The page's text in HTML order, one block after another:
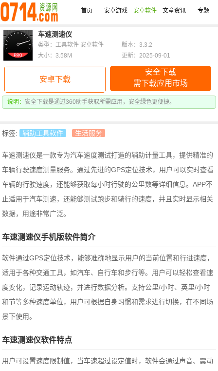
首页 安卓游戏 安卓软件 文章资讯 专题
车速测速仪
安卓下载
安全下载
需下载应用市场
说明： 安全下载是通过360助手获取所需应用，安全绿色更便捷。
类型：工具软件 安卓软件
版本：3.3.2
大小：3.58M
更新：2025-09-01
标签: 辅助工具软件 生活服务
车速测速仪是一款专为汽车速度测试打造的辅助计量工具，提供精准的
车辆行驶速度测量服务。通过先进的GPS定位技术，用户可以实时查看
车辆的行驶速度，还能够获取每小时行驶的公里数等详细信息。APP不
止适用于汽车测速，还能够测试跑步和骑行的速度，并且实时显示相关
数据，用途非常广泛。
车速测速仪手机版软件简介
软件通过GPS定位技术，能够准确地显示用户的当前位置和行进速度，
适用于各种交通工具，如汽车、自行车和步行等。用户可以轻松查看速
度变化，记录运动轨迹，并进行数据分析。支持公里/小时、英里/小时
和节等多种速度单位，用户可根据自身习惯和需求进行切换，在不同场
景下使用。
车速测速仪软件特点
用户可设置速度限制值，当车速超过设定值时，软件会通过声音、震动